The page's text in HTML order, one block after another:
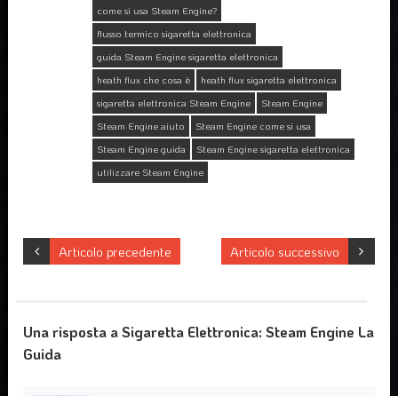
come si usa Steam Engine?
flusso termico sigaretta elettronica
guida Steam Engine sigaretta elettronica
heath flux che cosa è
heath flux sigaretta elettronica
sigaretta elettronica Steam Engine
Steam Engine
Steam Engine aiuto
Steam Engine come si usa
Steam Engine guida
Steam Engine sigaretta elettronica
utilizzare Steam Engine
Articolo successivo
Articolo precedente
Una risposta a Sigaretta Elettronica: Steam Engine La
Guida